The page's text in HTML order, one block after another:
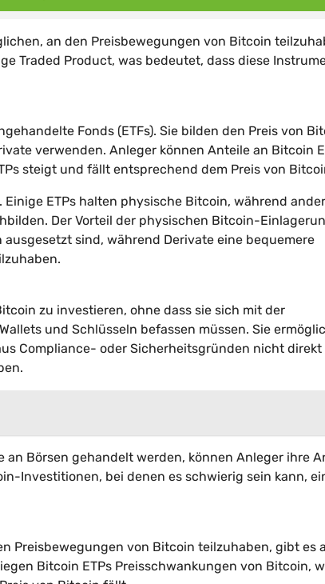
an den Preisbewegungen von Bitcoin
Traded Product, was bedeutet, dass diese
Fonds (ETFs). Sie bilden den Preis von
verwenden. Anleger können Anteile an Bitcoin
steigt und fällt entsprechend dem Preis von
ETPs halten physische Bitcoin, während
Der Vorteil der physischen Bitcoin-
sind, während Derivate eine bequemere
zu investieren, ohne dass sie sich mit der
und Schlüsseln befassen müssen. Sie
Compliance- oder Sicherheitsgründen nicht direkt
an Börsen gehandelt werden, können Anleger ihre
Investitionen, bei denen es schwierig sein kann,
Preisbewegungen von Bitcoin teilzuhaben, gibt es
Bitcoin ETPs Preisschwankungen von Bitcoin,